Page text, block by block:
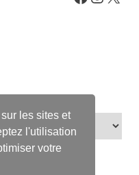
les sites et
l'utilisation
votre